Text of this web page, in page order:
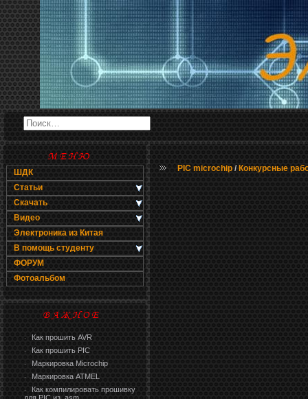
ШДК
Статьи
Скачать
Видео
Электроника из Китая
В помощь студенту
ФОРУМ
Фотоальбом
· Как прошить AVR
· Как прошить PIC
· Маркировка Microchip
· Маркировка ATMEL
·
Как компилировать прошивку
PIC microchip / Конкурсные